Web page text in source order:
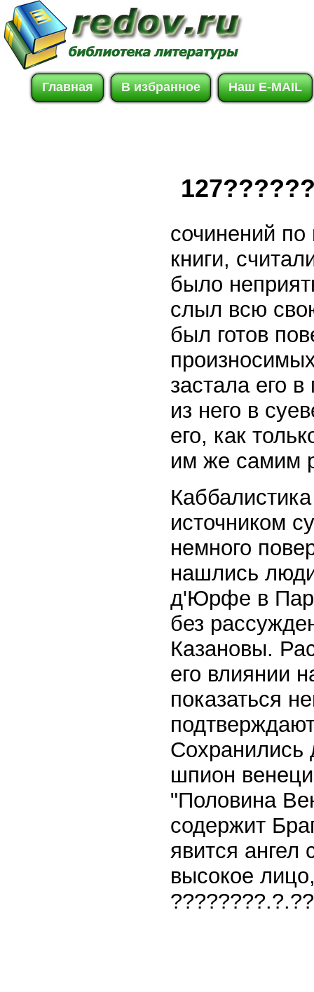
Главная В избранное Наш E-MAIL
сочинений
книги,
было
слыл всю
был готов
застала его
из него в
его, как
им же самим
источником
немного
нашлись
д'Юрфе в
без
Казановы.
его влиянии
показаться
Сохранились
шпион
"Половина
содержит
явится ангел
высокое